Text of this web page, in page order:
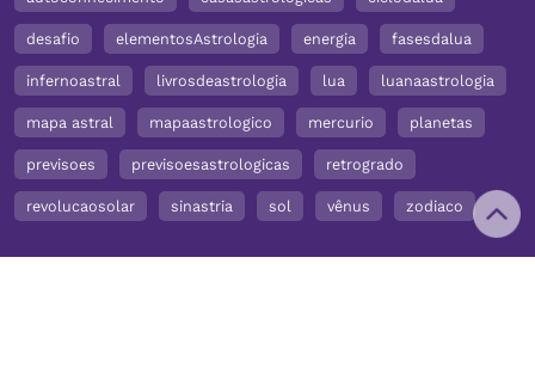
desafio elementosAstrologia energia fasesdalua
infernoastral livrosdeastrologia lua luanaastrologia
mapa astral mapaastrologico mercurio planetas
previsoes previsoesastrologicas retrogrado
revolucaosolar sinastria sol vênus zodiaco